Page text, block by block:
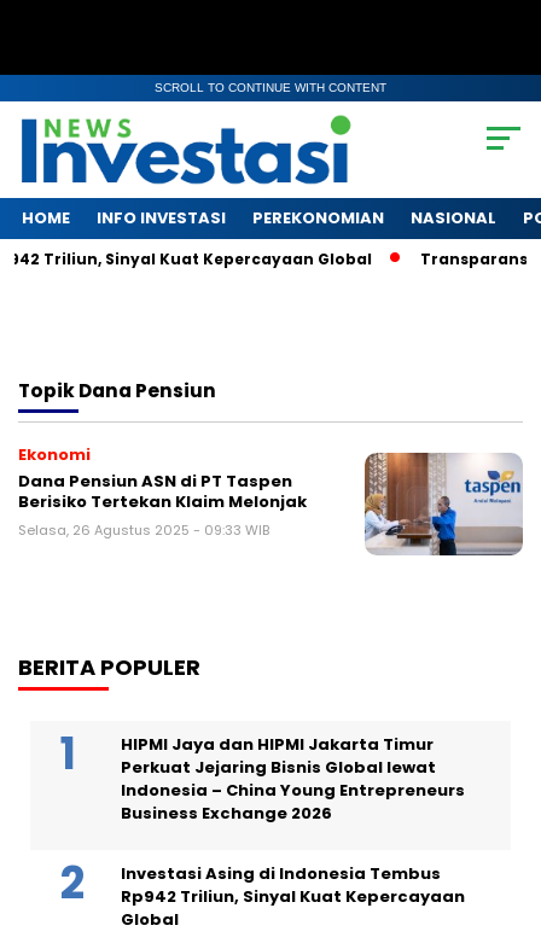
SCROLL TO CONTINUE WITH CONTENT
HOME INFO INVESTASI PEREKONOMIAN NASIONAL
Triliun, Sinyal Kuat Kepercayaan Global Transparansi
TopikDana Pensiun
Ekonomi
Dana Pensiun ASN di PT Taspen
Berisiko Tertekan Klaim Melonjak
Selasa, 26 Agustus 2025 - 09:33 WIB
BERITA POPULER
HIPMI Jaya dan HIPMI Jakarta Timur
Perkuat Jejaring Bisnis Global lewat
Indonesia – China Young Entrepreneurs
Business Exchange 2026
Investasi Asing di Indonesia Tembus
Rp942 Triliun, Sinyal Kuat Kepercayaan
Global